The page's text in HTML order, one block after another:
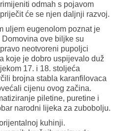
odmah s pojavom
će se njen daljnji razvoj.
uljem eugenolom poznat je
ove biljke su
neotvoreni pupoljci
koje je dobro uspijevalo duž
17. i 18. stoljeća
brojna stabla karanfilovaca
cijenu ovog začina.
piletine, puretine i
narodni lijeka za zubobolju.
kuhinji.